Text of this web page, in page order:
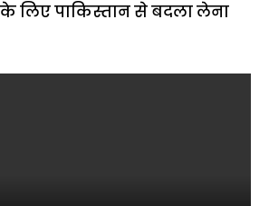
लिए पाकिस्तान से बदला लेना